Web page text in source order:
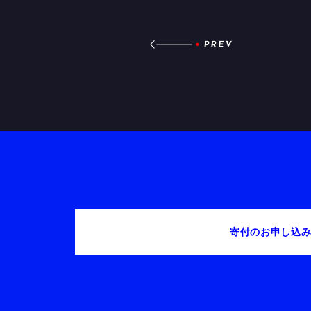
寄付のお申し込み